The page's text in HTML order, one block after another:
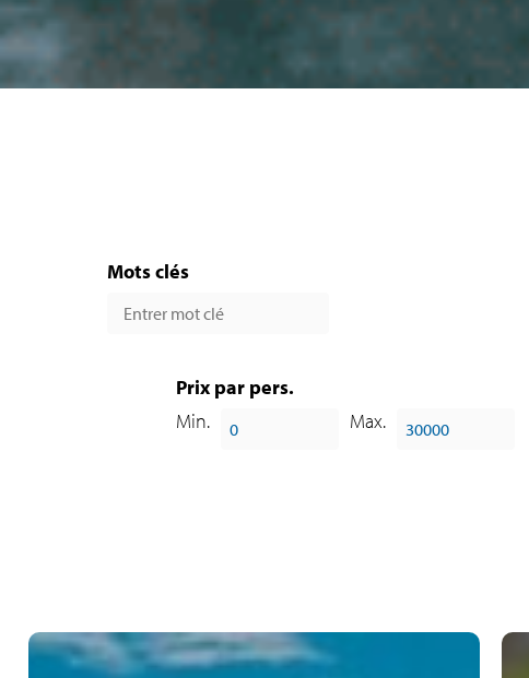
Mots clés
Prix par pers.
Min.
Max.